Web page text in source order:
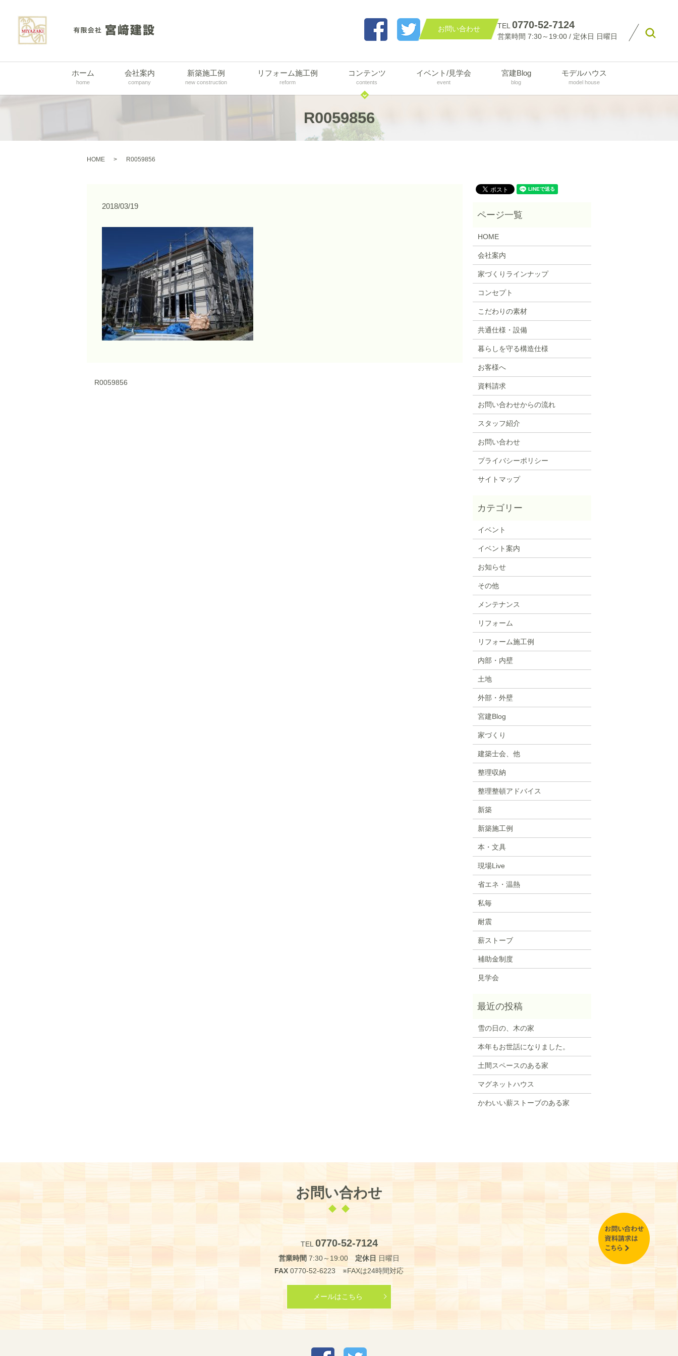
お問い合わせ TEL 0770-52-7124
営業時間 7:30～19:00 / 定休日 日曜日
ホーム
home
会社案内
company
新築施工例
new construction
リフォーム施工例
reform
コンテンツ
contents
イベント/見学会
event
宮建Blog
blog
モデルハウス
model house
R0059856
HOME R0059856
2018/03/19
R0059856
HOME
会社案内
家づくりラインナップ
コンセプト
こだわりの素材
共通仕様・設備
暮らしを守る構造仕様
お客様へ
資料請求
お問い合わせからの流れ
スタッフ紹介
お問い合わせ
プライバシーポリシー
サイトマップ
イベント
イベント案内
お知らせ
その他
メンテナンス
リフォーム
リフォーム施工例
内部・内壁
土地
外部・外壁
宮建Blog
家づくり
建築士会、他
整理収納
整理整頓アドバイス
新築
新築施工例
本・文具
現場Live
省エネ・温熱
私毎
耐震
薪ストーブ
補助金制度
見学会
雪の日の、木の家
本年もお世話になりました。
土間スペースのある家
マグネットハウス
かわいい薪ストーブのある家
お問い合わせ
TEL 0770-52-7124
営業時間 7:30～19:00 定休日 日曜日
FAX 0770-52-6223 ※FAXは24時間対応
メールはこちら